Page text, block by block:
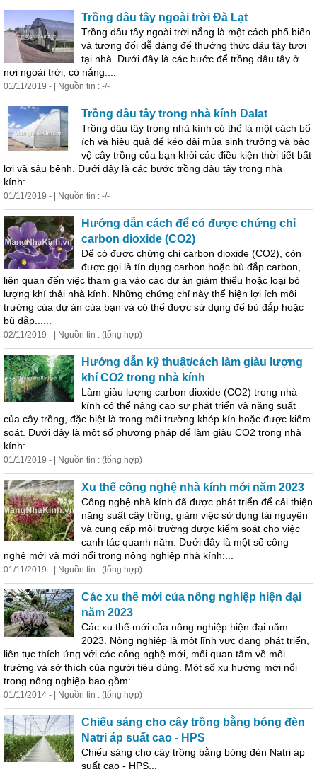
Trồng dâu tây ngoài trời Đà Lạt
Trồng dâu tây ngoài trời nắng là một cách phổ biến
và tương đối dễ dàng để thưởng thức dâu tây tươi
tại nhà. Dưới đây là các bước để trồng dâu tây ở
nơi ngoài trời, có nắng:...
01/11/2019 - | Nguồn tin : -/-
Trồng dâu tây trong nhà kính Dalat
Trồng dâu tây trong nhà kính có thể là một cách bổ
ích và hiệu quả để kéo dài mùa sinh trưởng và bảo
vệ cây trồng của bạn khỏi các điều kiện thời tiết bất
lợi và sâu bệnh. Dưới đây là các bước trồng dâu tây trong nhà
kính:...
01/11/2019 - | Nguồn tin : -/-
Hướng dẫn cách để có được chứng chỉ
carbon dioxide (CO2)
Để có được chứng chỉ carbon dioxide (CO2), còn
được gọi là tín dụng carbon hoặc bù đắp carbon,
liên quan đến việc tham gia vào các dự án giảm thiểu hoặc loại bỏ
lượng khí thải nhà kính. Những chứng chỉ này thể hiện lợi ích môi
trường của dự án của bạn và có thể được sử dụng để bù đắp hoặc
bù đắp......
02/11/2019 - | Nguồn tin : (tổng hợp)
Hướng dẫn kỹ thuật/cách làm giàu lượng
khí CO2 trong nhà kính
Làm giàu lượng carbon dioxide (CO2) trong nhà
kính có thể nâng cao sự phát triển và năng suất
của cây trồng, đặc biệt là trong môi trường khép kín hoặc được kiểm
soát. Dưới đây là một số phương pháp để làm giàu CO2 trong nhà
kính:...
01/11/2019 - | Nguồn tin : (tổng hợp)
Xu thế công nghệ nhà kính mới năm 2023
Công nghệ nhà kính đã được phát triển để cải thiện
năng suất cây trồng, giảm việc sử dụng tài nguyên
và cung cấp môi trường được kiểm soát cho việc
canh tác quanh năm. Dưới đây là một số công
nghệ mới và mới nổi trong nông nghiệp nhà kính:...
01/11/2019 - | Nguồn tin : (tổng hợp)
Các xu thế mới của nông nghiệp hiện đại
năm 2023
Các xu thế mới của nông nghiệp hiện đại năm
2023. Nông nghiệp là một lĩnh vực đang phát triển,
liên tục thích ứng với các công nghệ mới, mối quan tâm về môi
trường và sở thích của người tiêu dùng. Một số xu hướng mới nổi
trong nông nghiệp bao gồm:...
01/11/2014 - | Nguồn tin : (tổng hợp)
Chiếu sáng cho cây trồng bằng bóng đèn
Natri áp suất cao - HPS
Chiếu sáng cho cây trồng bằng bóng đèn Natri áp
suất cao - HPS...